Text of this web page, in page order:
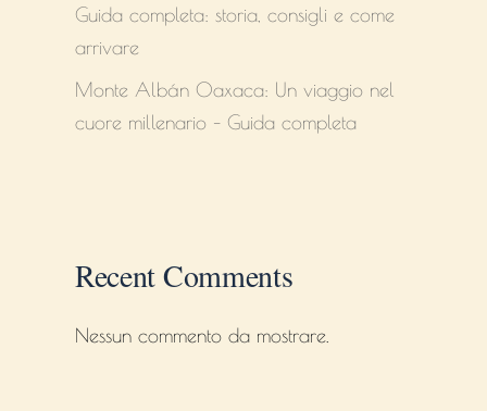
Guida completa: storia, consigli e come
arrivare
Monte Albán Oaxaca: Un viaggio nel
cuore millenario – Guida completa
Recent Comments
Nessun commento da mostrare.